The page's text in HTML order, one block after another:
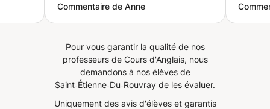
interactifs, ce qui rend
l’apprentissage agréable et
en confiance et en aisance à
l’oral. Je la recommande vivement
! ”
Commentaire de Anne
qu’il
Pour vous garantir la qualité de nos
professeurs de Cours d'Anglais, nous
demandons à nos élèves de
Saint‑Étienne‑Du‑Rouvray de les évaluer.
Uniquement des avis d'élèves et garantis